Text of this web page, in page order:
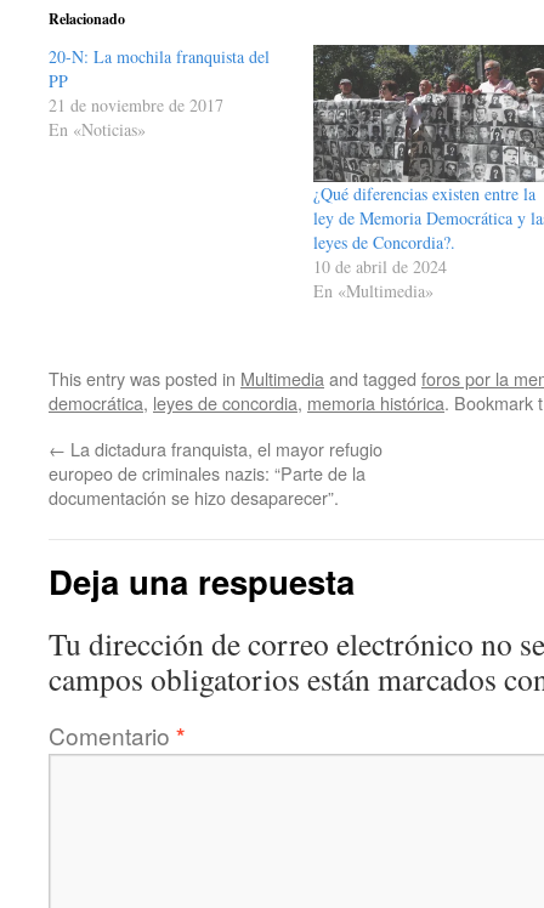
Relacionado
20-N: La mochila franquista del
PP
21 de noviembre de 2017
En «Noticias»
¿Qué diferencias existen entre la
ley de Memoria Democrática y
leyes de Concordia?.
10 de abril de 2024
En «Multimedia»
This entry was posted in Multimedia and tagged foros por la
democrática, leyes de concordia, memoria histórica. Bookmark
← La dictadura franquista, el mayor refugio
europeo de criminales nazis: “Parte de la
documentación se hizo desaparecer”.
Deja una respuesta
Tu dirección de correo electrónico no
campos obligatorios están marcados
Comentario *